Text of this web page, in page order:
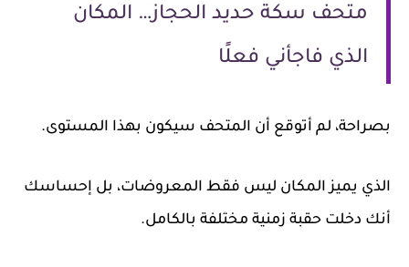
متحف سكة حديد الحجاز… المكان
الذي فاجأني فعلًا
بصراحة، لم أتوقع أن المتحف سيكون بهذا المستوى.
الذي يميز المكان ليس فقط المعروضات، بل إحساسك
أنك دخلت حقبة زمنية مختلفة بالكامل.